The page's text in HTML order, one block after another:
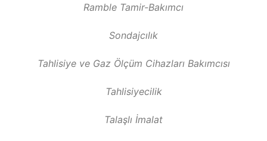
Ramble Tamir-Bakımcı
Sondajcılık
Tahlisiye ve Gaz Ölçüm Cihazları Bakımcısı
Tahlisiyecilik
Talaşlı İmalat